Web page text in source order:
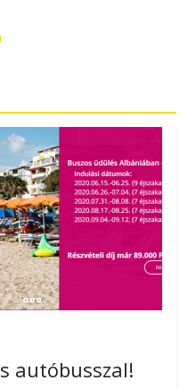
autóbusszal!